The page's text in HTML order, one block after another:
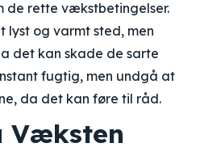
rette vækstbetingelser.
lyst og varmt sted, men
det kan skade de sarte
fugtig, men undgå at
da det kan føre til råd.
Væksten